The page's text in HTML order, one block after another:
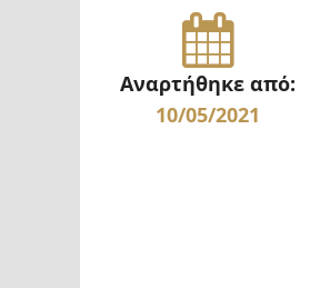
Αναρτήθηκε από:
10/05/2021